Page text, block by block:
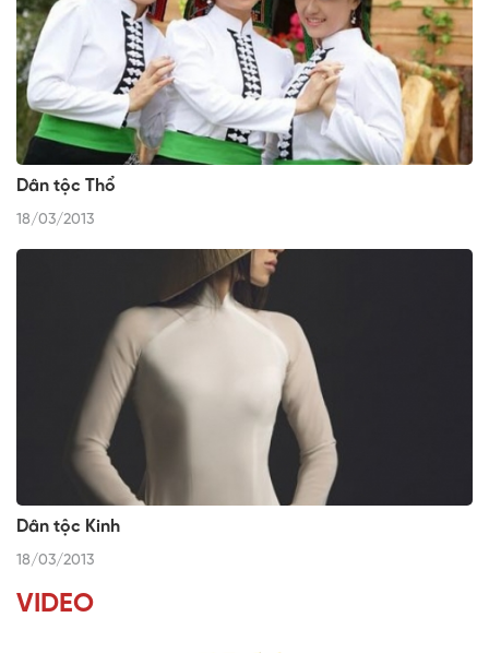
Dân tộc Thổ
18/03/2013
Dân tộc Kinh
18/03/2013
VIDEO